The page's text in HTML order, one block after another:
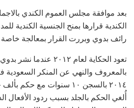
بعد موافقة مجلس العموم الكندي
الكندية قرارها بمنح الجنسية الكندية
رائف بدوي وبررت القرار بمعالجة
تعود الحكاية لعام ٢٠١٢
بالمعروف والنهي عن المنكر السعودية
٢٠١٤ بالسجن ١٠ سنوات مع
أُلغي الحكم بالجلد بسبب ردود الأفعال